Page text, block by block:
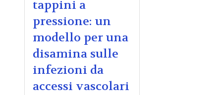
tappini a
pressione: un
modello per una
disamina sulle
infezioni da
accessi vascolari